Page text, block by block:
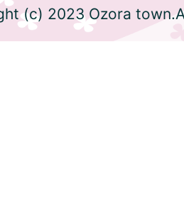
(c) 2023 Ozora